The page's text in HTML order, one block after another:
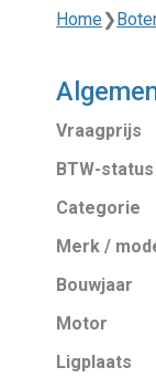
Home❯
Vraagprijs
BTW-status
Categorie
Merk /
Bouwjaar
Motor
Ligplaats